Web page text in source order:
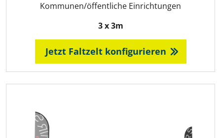
Kommunen/öffentliche Einrichtungen
3 x 3m
Jetzt Faltzelt konfigurieren